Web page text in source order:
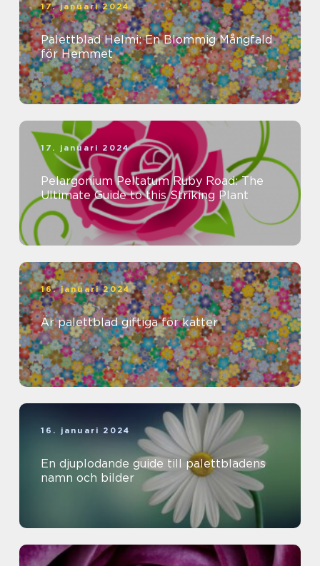
17. januari 2024
Palettblad Helmi: En Blommig Mångfald
för Hemmet
17. januari 2024
Pelargonium Peltatum Ruby Road: The
Ultimate Guide to this Striking Plant
16. januari 2024
Är palettblad giftiga för katter
16. januari 2024
En djuplodande guide till palettbladens
namn och bilder